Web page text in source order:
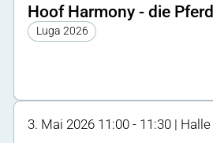
Hoof Harmony - die
Luga 2026
3. Mai 2026 11:00 - 11:30 |